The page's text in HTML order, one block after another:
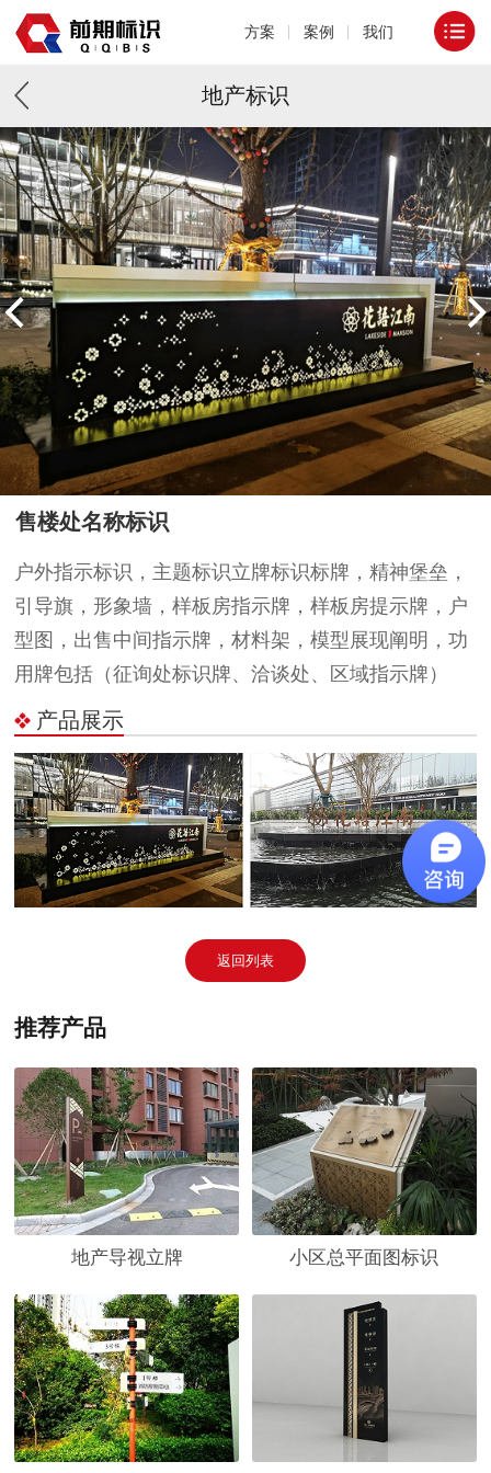
方案 案例 我们
地产标识
1/1
售楼处名称标识
户外指示标识，主题标识立牌标识标牌，精神堡垒，
引导旗，形象墙，样板房指示牌，样板房提示牌，户
型图，出售中间指示牌，材料架，模型展现阐明，功
用牌包括（征询处标识牌、洽谈处、区域指示牌）
产品展示
返回列表
推荐产品
地产导视立牌 小区总平面图标识